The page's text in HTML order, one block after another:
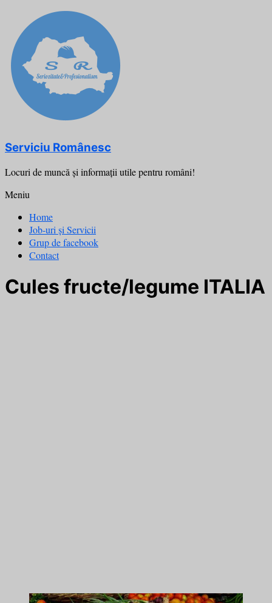
content
Serviciu Românesc
Locuri de muncă şi informații utile pentru români!
Meniu
Home
Job-uri și Servicii
Grup de facebook
Contact
Cules fructe/legume ITALIA